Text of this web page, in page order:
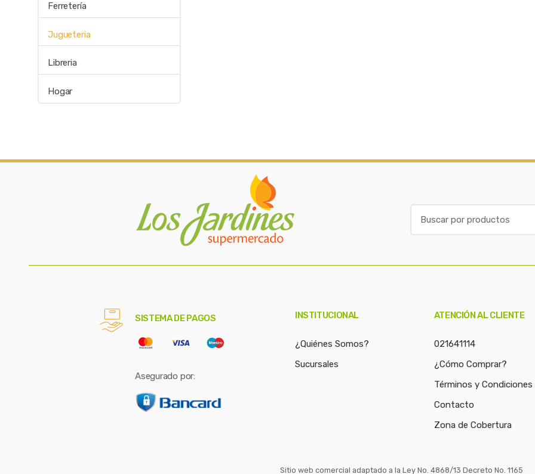
Ferretería
Jugueteria
Libreria
Hogar
a
SISTEMA DE PAGOS
Asegurado por:
INSTITUCIONAL
¿Quiénes Somos?
Sucursales
ATENCIÓN AL CLIENTE
021641114
¿Cómo Comprar?
Términos y Condiciones
Contacto
Zona de Cobertura
Sitio web comercial adaptado a la Ley No. 4868/13 Decreto No. 1165